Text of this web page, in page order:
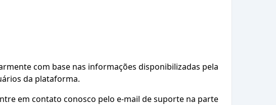
com base nas informações disponibilizadas pela
da plataforma.
em contato conosco pelo e-mail de suporte na parte